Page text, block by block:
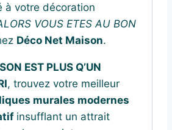
à votre décoration
VOUS ETES AU BON
Déco Net Maison.
EST PLUS Q’UN
, trouvez votre meilleur
murales modernes
insufflant un attrait